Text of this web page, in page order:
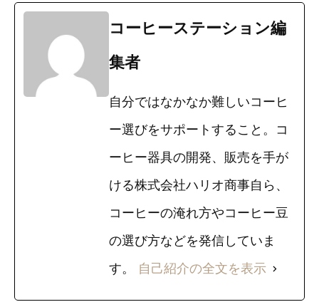
コーヒーステーション編
集者
自分ではなかなか難しいコーヒ
ー選びをサポートすること。コ
ーヒー器具の開発、販売を手が
ける株式会社ハリオ商事自ら、
コーヒーの淹れ方やコーヒー豆
の選び方などを発信していま
す。 自己紹介の全文を表示